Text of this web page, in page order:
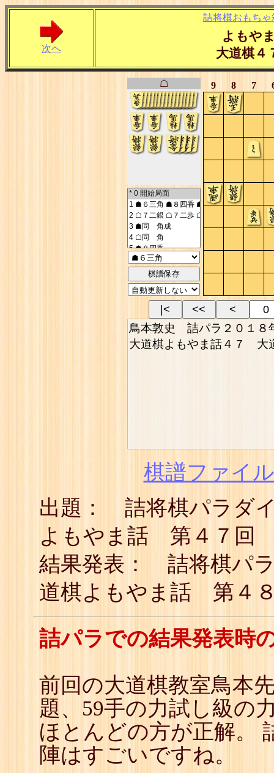
次ヘ
詰将棋おもちゃ
よもや
大道棋
☖
棋譜保存
9 8 7
|< << <
棋譜ファイ
出題： 詰将棋パラダ
よもやま話 第４７回
結果発表： 詰将棋パ
道棋よもやま話 第４
詰パラでの結果発表時
前回の大道棋教室鳥本
題、59手の力試し級の
ほとんどの方が正解。
陣はすごいですね。